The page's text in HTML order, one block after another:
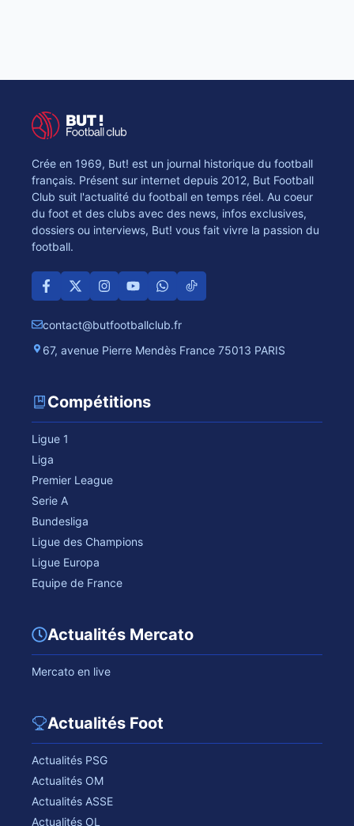
Crée en 1969, But! est un journal historique du football
français. Présent sur internet depuis 2012, But Football
Club suit l'actualité du football en temps réel. Au coeur
du foot et des clubs avec des news, infos exclusives,
dossiers ou interviews, But! vous fait vivre la passion du
football.
contact@butfootballclub.fr
67, avenue Pierre Mendès France 75013 PARIS
Compétitions
Ligue 1
Liga
Premier League
Serie A
Bundesliga
Ligue des Champions
Ligue Europa
Equipe de France
Actualités Mercato
Mercato en live
Actualités Foot
Actualités PSG
Actualités OM
Actualités ASSE
Actualités OL